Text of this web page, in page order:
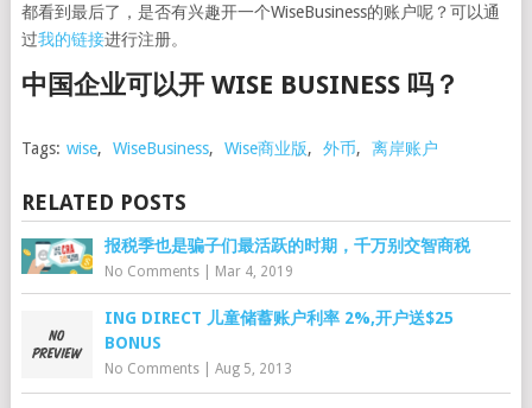
都看到最后了，是否有兴趣开一个WiseBusiness的账户呢？可以通
过我的链接进行注册。
中国企业可以开 WISE BUSINESS 吗？
Tags: wise, WiseBusiness, Wise商业版, 外币, 离岸账户
RELATED POSTS
报税季也是骗子们最活跃的时期，千万别交智商税
No Comments| Mar 4, 2019
ING DIRECT 儿童储蓄账户利率 2%,开户送$25
BONUS
No Comments| Aug 5, 2013